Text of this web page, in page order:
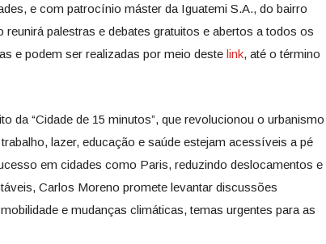
e com patrocínio máster da Iguatemi S.A., do bairro
palestras e debates gratuitos e abertos a todos os
e podem ser realizadas por meio deste link, até o término
da “Cidade de 15 minutos”, que revolucionou o urbanismo
lazer, educação e saúde estejam acessíveis a pé
em cidades como Paris, reduzindo deslocamentos e
Carlos Moreno promete levantar discussões
e mudanças climáticas, temas urgentes para as